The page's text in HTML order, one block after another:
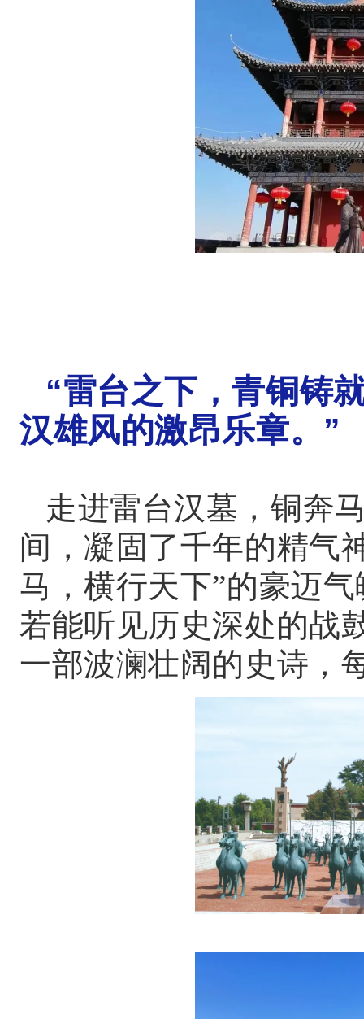
“雷台之下，青铜铸
汉雄风的激昂乐章。”
走进雷台汉墓，铜奔
间，凝固了千年的精气
马，横行天下”的豪迈
若能听见历史深处的战
一部波澜壮阔的史诗，